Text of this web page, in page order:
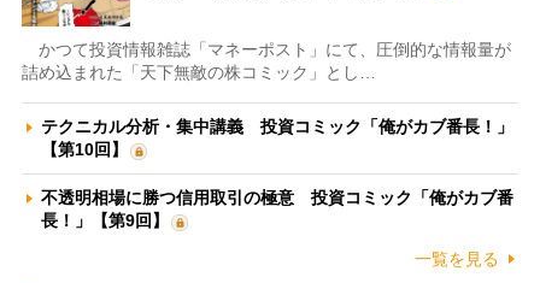
かつて投資情報雑誌「マネーポスト」にて、圧倒的な情報量が
詰め込まれた「天下無敵の株コミック」とし…
テクニカル分析・集中講義 投資コミック「俺がカブ番長！」
【第10回】
不透明相場に勝つ信用取引の極意 投資コミック「俺がカブ番
長！」【第9回】
一覧を見る